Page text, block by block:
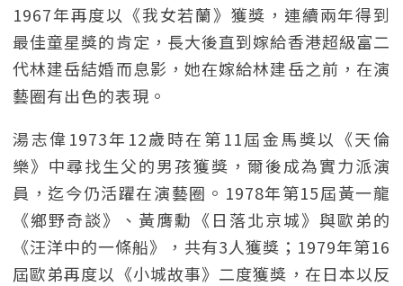
1967年再度以《我女若蘭》獲獎，連續兩年得到
最佳童星獎的肯定，長大後直到嫁給香港超級富二
代林建岳結婚而息影，她在嫁給林建岳之前，在演
藝圈有出色的表現。
湯志偉1973年12歲時在第11屆金馬獎以《天倫
樂》中尋找生父的男孩獲獎，爾後成為實力派演
員，迄今仍活躍在演藝圈。1978年第15屆黃一龍
《鄉野奇談》、黃膺勳《日落北京城》與歐弟的
《汪洋中的一條船》，共有3人獲獎；1979年第16
屆歐弟再度以《小城故事》二度獲獎，在日本以反